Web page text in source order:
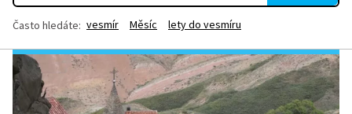
Často hledáte: vesmír Měsíc lety do vesmíru